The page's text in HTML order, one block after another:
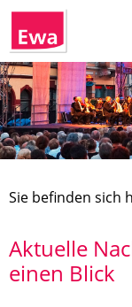
Sie befinden sich
Aktuelle
einen Blick